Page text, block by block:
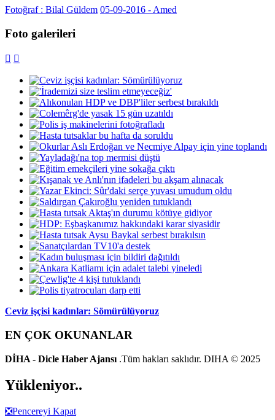
Fotoğraf : Bilal Güldem 05-09-2016 - Amed
Foto galerileri
 
Ceviz işçisi kadınlar: Sömürülüyoruz
EN ÇOK OKUNANLAR
DİHA - Dicle Haber Ajansı .Tüm hakları saklıdır. DIHA © 2025
Yükleniyor..
❎Pencereyi Kapat